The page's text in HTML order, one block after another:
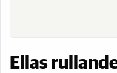
Ellas